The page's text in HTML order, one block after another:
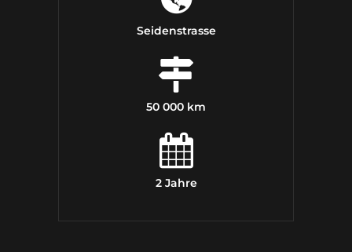
Seidenstrasse
50 000 km
2 Jahre